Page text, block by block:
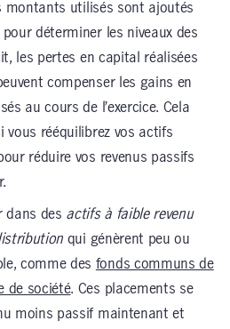
montants utilisés sont ajoutés
déterminer les niveaux des
les pertes en capital réalisées
compenser les gains en
au cours de l’exercice. Cela
vous rééquilibrez vos actifs
réduire vos revenus passifs
dans des actifs à faible revenu
qui génèrent peu ou
comme des fonds communs de
de société. Ces placements se
moins passif maintenant et